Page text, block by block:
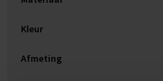
Kleur
Afmeting